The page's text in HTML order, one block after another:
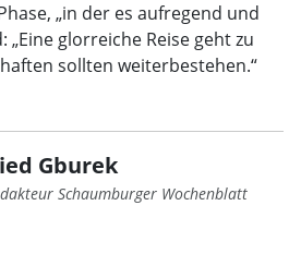
„in der es aufregend und
„Eine glorreiche Reise geht zu
sollten weiterbestehen.“
Gburek
Schaumburger Wochenblatt